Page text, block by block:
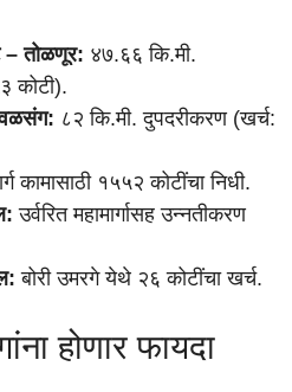
– तोळणूर: ४७.६६ कि.मी.
कोटी).
८२ कि.मी. दुपदरीकरण (खर्च:
कामासाठी १५५२ कोटींचा निधी.
उर्वरित महामार्गासह उन्नतीकरण
बोरी उमरगे येथे २६ कोटींचा खर्च.
होणार फायदा